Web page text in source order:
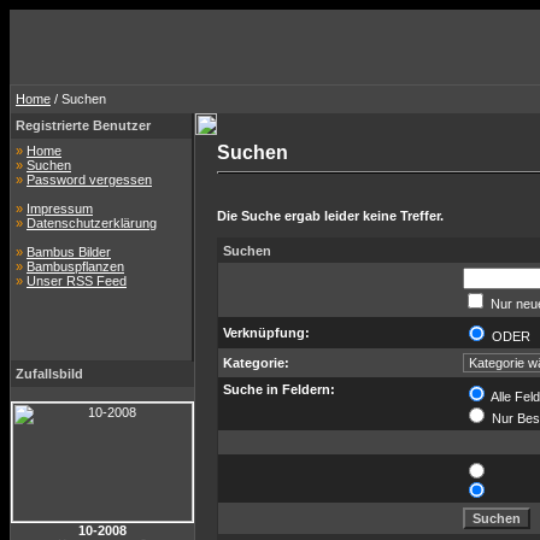
Home / Suchen
Registrierte Benutzer
» Home
» Suchen
» Password vergessen
» Impressum
» Datenschutzerklärung
» Bambus Bilder
» Bambuspflanzen
» Unser RSS Feed
Zufallsbild
10-2008
Suchen
Die Suche ergab leider keine Treffer.
Suchen
Nur
Verknüpfung:
ODER
Kategorie:
Suche in Feldern:
Alle
Nur